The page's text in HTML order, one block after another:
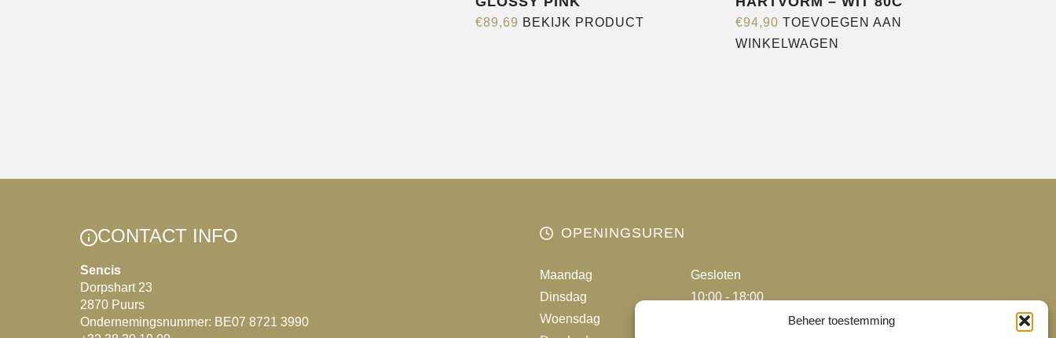
Beheer toestemming
€89,69 BEKIJK PRODUCT
op
productpagina
€94,90 TOEVOEGEN AAN
WINKELWAGEN
CONTACT INFO
Sencis
Dorpshart 23
2870 Puurs
Ondernemingsnummer: BE07 8721 3990
OPENINGSUREN
Maandag
Gesloten
Dinsdag
10:00 - 18:00
Woensdag